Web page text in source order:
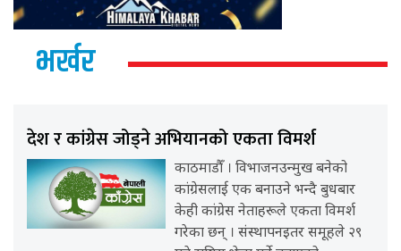
भर्खर
देश र कांग्रेस जोड्ने अभियानको एकता विमर्श
काठमाडौँ । विभाजनउन्मुख बनेको
कांग्रेसलाई एक बनाउने भन्दै बुधबार
केही कांग्रेस नेताहरूले एकता विमर्श
गरेका छन् । संस्थापनइतर समूहले २९